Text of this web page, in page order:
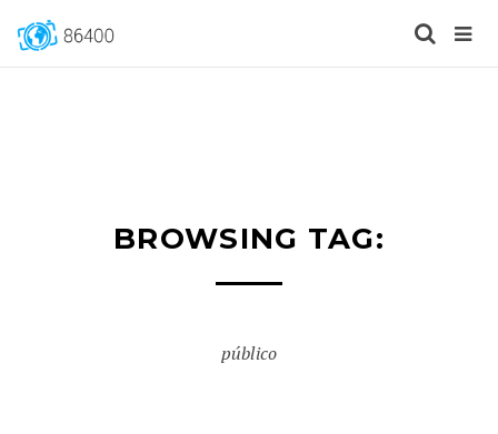
BROWSING TAG:
público